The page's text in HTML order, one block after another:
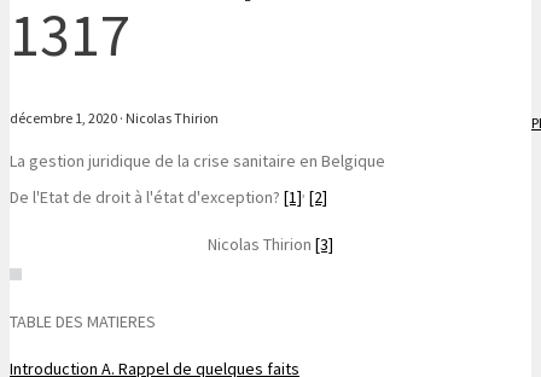
1317
décembre 1, 2020 · Nicolas Thirion
La gestion juridique de la crise sanitaire en Belgique
De l'Etat de droit à l'état d'exception? [1], [2]
Nicolas Thirion [3]
TABLE DES MATIERES
Introduction A. Rappel de quelques faits